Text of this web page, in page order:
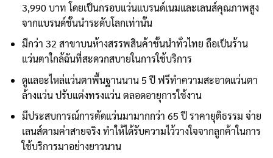
3,990 บาท โดยเป็นกรอบแว่นแบรนด์เนมและเลนส์คุณภาพสูง
จากแบรนด์ชั้นนำระดับโลกเท่านั้น
มีกว่า 32 สาขาบนห้างสรรพสินค้าชั้นนำทั่วไทย ถือเป็นร้าน
แว่นตาใกล้ฉันที่สะดวกสบายในการใช้บริการ
ดูแลอะไหล่แว่นตาพื้นฐานนาน 5 ปี ฟรีทำความสะอาดแว่นตา
ล้างแว่น ปรับแต่งทรงแว่น ตลอดอายุการใช้งาน
มีประสบการณ์การตัดแว่นมามากกว่า 65 ปี ราคายุติธรรม จ่าย
เลนส์ตามค่าสายจริง ทำให้ได้รับความไว้วางใจจากลูกค้าในการ
ใช้บริการมาอย่างยาวนาน